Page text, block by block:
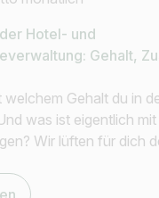
Hotel- und
Gehalt,
welchem Gehalt du in
was ist eigentlich
Wir lüften für dich